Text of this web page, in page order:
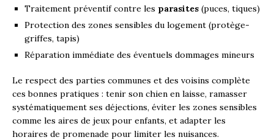
Traitement préventif contre les parasites (puces, tiques)
Protection des zones sensibles du logement (protège-
griffes, tapis)
Réparation immédiate des éventuels dommages mineurs
Le respect des parties communes et des voisins complète
ces bonnes pratiques : tenir son chien en laisse, ramasser
systématiquement ses déjections, éviter les zones sensibles
comme les aires de jeux pour enfants, et adapter les
horaires de promenade pour limiter les nuisances.